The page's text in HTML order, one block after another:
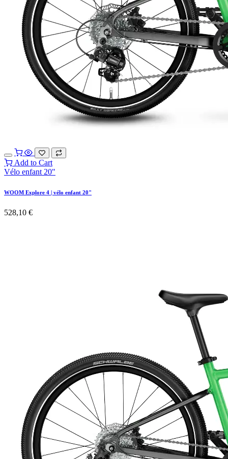
Add to Cart
Vélo enfant 20"
WOOM Explore 4 | vélo enfant 20"
528,10 €